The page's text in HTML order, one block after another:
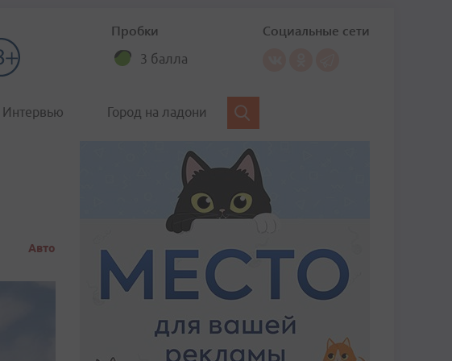
Пробки
3 балла
Социальные сети
Интервью Город на ладони
Авто